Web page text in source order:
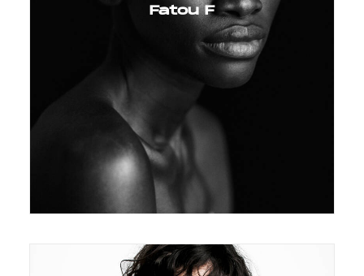
Fatou F